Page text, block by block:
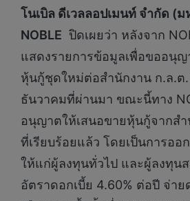
โนเบิล ดีเวลลอปเมนท์ จำกัด (ม
NOBLE ปิดเผยว่า หลังจาก
แสดงรายการข้อมูลเพื่อขออนุญ
หุ้นกู้ชุดใหม่ต่อสำนักงาน ก.ล.ต.
ธันวาคมที่ผ่านมา ขณะนี้ทาง
อนุญาตให้เสนอขายหุ้นกู้จากสำ
ที่เรียบร้อยแล้ว โดยเป็นการออ
ให้แก่ผู้ลงทุนทั่วไป และผู้ลงทุน
อัตราดอกเบี้ย 4.60% ต่อปี จ่าย